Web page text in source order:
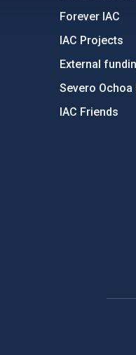
Forever IAC
IAC Projects
External
Severo
IAC Friends